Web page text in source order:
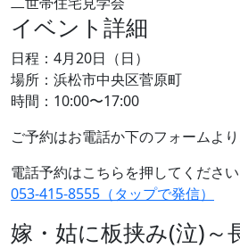
イベント詳細
日程：4月20日（日）
場所：浜松市中央区菅原町
時間：10:00〜17:00
ご予約はお電話か下のフォームより
電話予約はこちらを押してください
053-415-8555（タップで発信）
嫁・姑に板挟み(泣)～